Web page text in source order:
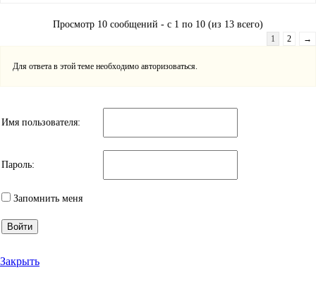
Просмотр 10 сообщений - с 1 по 10 (из 13 всего)
1 2 →
Для ответа в этой теме необходимо авторизоваться.
Имя пользователя:
Пароль:
Запомнить меня
Войти
Закрыть